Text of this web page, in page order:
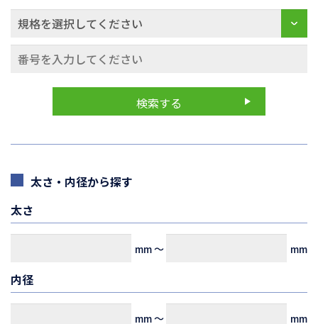
太さ・内径から探す
太さ
mm～ mm
内径
mm～ mm